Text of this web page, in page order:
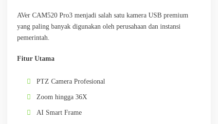
AVer CAM520 Pro3 menjadi salah satu kamera USB premium
yang paling banyak digunakan oleh perusahaan dan instansi
pemerintah.
Fitur Utama
PTZ Camera Profesional
Zoom hingga 36X
AI Smart Frame